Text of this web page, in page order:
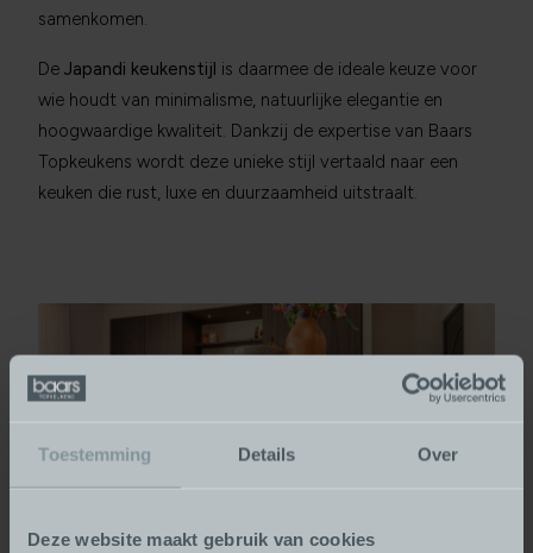
Toestemming Details Over
Deze website maakt gebruik van cookies
samenkomen.
De Japandi keukenstijl is daarmee de ideale keuze voor
wie houdt van minimalisme, natuurlijke elegantie en
hoogwaardige kwaliteit. Dankzij de expertise van Baars
Topkeukens wordt deze unieke stijl vertaald naar een
keuken die rust, luxe en duurzaamheid uitstraalt.